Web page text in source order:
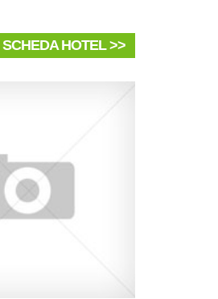
SCHEDA HOTEL >>